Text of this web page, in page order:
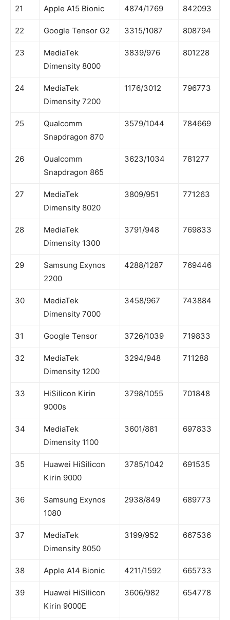
21 Apple A15 Bionic 4874/1769 842093
22 Google Tensor G2 3315/1087 808794
23
MediaTek
Dimensity 8000
3839/976 801228
24
MediaTek
Dimensity 7200
1176/3012 796773
25
Qualcomm
Snapdragon 870
3579/1044 784669
26
Qualcomm
Snapdragon 865
3623/1034 781277
27
MediaTek
Dimensity 8020
3809/951 771263
28
MediaTek
Dimensity 1300
3791/948 769833
29
Samsung Exynos
2200
4288/1287 769446
30
MediaTek
Dimensity 7000
3458/967 743884
31 Google Tensor 3726/1039 719833
32
MediaTek
Dimensity 1200
3294/948 711288
33
HiSilicon Kirin
9000s
3798/1055 701848
34
MediaTek
Dimensity 1100
3601/881 697833
35
Huawei HiSilicon
Kirin 9000
3785/1042 691535
36
Samsung Exynos
1080
2938/849 689773
37
MediaTek
Dimensity 8050
3199/952 667536
38 Apple A14 Bionic 4211/1592 665733
39
Huawei HiSilicon
Kirin 9000E
3606/982 654778